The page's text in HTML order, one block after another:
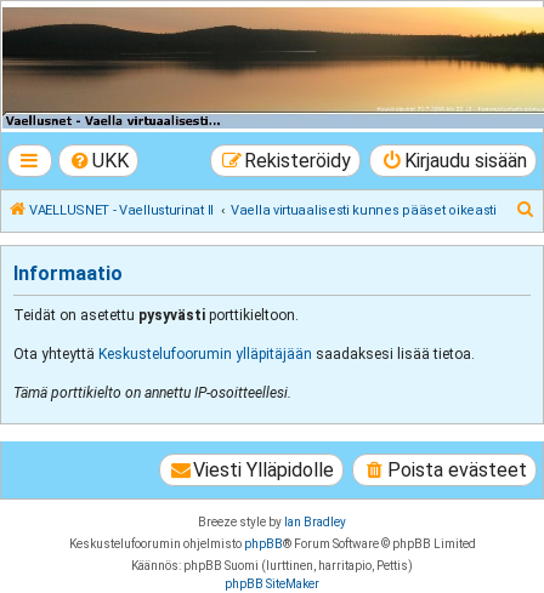
VAELLUSNET -
Vaellusturinat II
UKK Kirjaudu sisään
Rekisteröidy
VAELLUSNET - Vaellusturinat II Vaella virtuaalisesti kunnes pääset oikeasti
Informaatio
Teidät on asetettu pysyvästi porttikieltoon.
Ota yhteyttä Keskustelufoorumin ylläpitäjään saadaksesi lisää tietoa.
Tämä porttikielto on annettu IP-osoitteellesi.
Poista evästeet
Viesti Ylläpidolle
Breeze style by Ian Bradley
Keskustelufoorumin ohjelmisto phpBB® Forum Software © phpBB Limited
Käännös: phpBB Suomi (lurttinen, harritapio, Pettis)
phpBB SiteMaker